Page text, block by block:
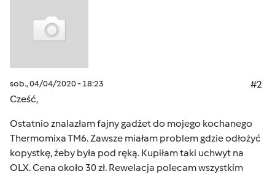
sob., 04/04/2020 - 18:23
#2
Cześć,
Ostatnio znalazłam fajny gadżet do mojego kochanego
Thermomixa TM6. Zawsze miałam problem gdzie odłożyć
kopystkę, żeby była pod ręką. Kupiłam taki uchwyt na
OLX. Cena około 30 zł. Rewelacja polecam wszystkim